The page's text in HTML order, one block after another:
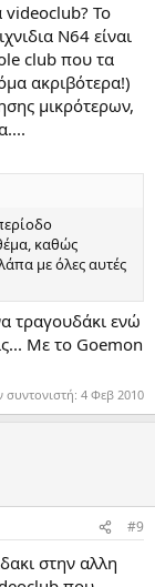
και λιγο
εχουν ξεμεινει
mainstream
Απο
videoclub? Το
N64 είναι
club που τα
ακριβότερα!)
μικρότερων,
καθώς
με όλες αυτές
τραγουδάκι ενώ
Με το Goemon
συντονιστή: 4 Φεβ 2010
#9
στην αλλη